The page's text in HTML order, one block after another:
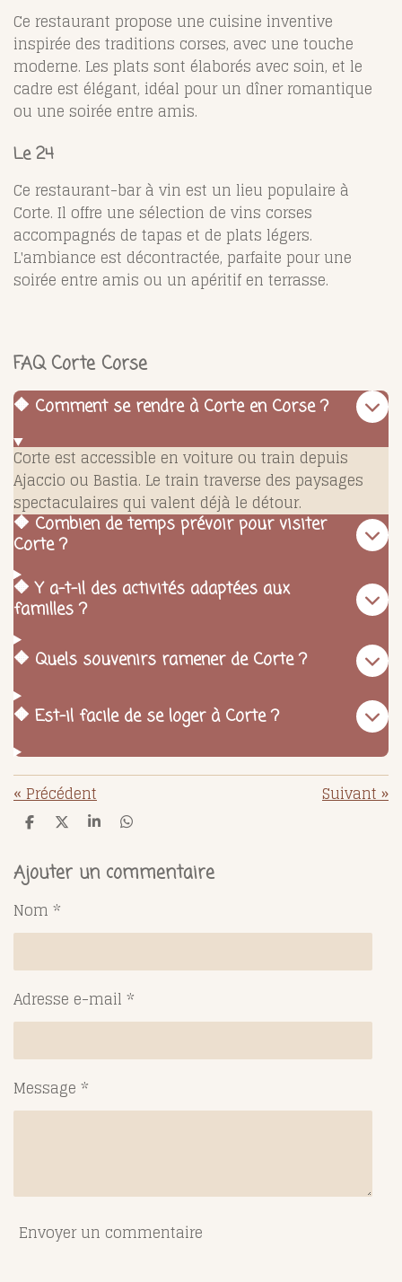
Ce restaurant propose une cuisine inventive
inspirée des traditions corses, avec une touche
moderne. Les plats sont élaborés avec soin, et le
cadre est élégant, idéal pour un dîner romantique
ou une soirée entre amis.
Le 24
Ce restaurant-bar à vin est un lieu populaire à
Corte. Il offre une sélection de vins corses
accompagnés de tapas et de plats légers.
L'ambiance est décontractée, parfaite pour une
soirée entre amis ou un apéritif en terrasse.
FAQ Corte Corse
🔶 Comment se rendre à Corte en Corse ?
Corte est accessible en voiture ou train depuis
Ajaccio ou Bastia. Le train traverse des paysages
spectaculaires qui valent déjà le détour.
🔶 Combien de temps prévoir pour visiter
Corte ?
🔶 Y a-t-il des activités adaptées aux
familles ?
🔶 Quels souvenirs ramener de Corte ?
🔶 Est-il facile de se loger à Corte ?
«Précédent Suivant»
P
t
a
e
r
P
t
a
r
P
t
a
r
P
t
a
r
Ajouter un commentaire
Nom *
Adresse e-mail *
Message *
Envoyer un commentaire